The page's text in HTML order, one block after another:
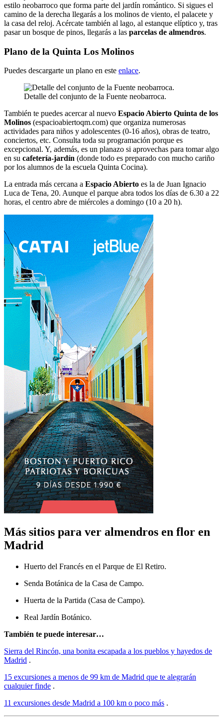
estilo neobarroco que forma parte del jardín romántico. Si sigues el
camino de la derecha llegarás a los molinos de viento, el palacete y
la casa del reloj. Acércate también al lago, al estanque elíptico y, tras
pasar un bosque de pinos, llegarás a las parcelas de almendros.
Plano de la Quinta Los Molinos
Puedes descargarte un plano en este enlace.
Detalle del conjunto de la Fuente neobarroca.
También te puedes acercar al nuevo Espacio Abierto Quinta de los
Molinos (espacioabiertoqm.com) que organiza numerosas
actividades para niños y adolescentes (0-16 años), obras de teatro,
conciertos, etc. Consulta toda su programación porque es
excepcional. Y, además, es un planazo si aprovechas para tomar algo
en su cafetería-jardín (donde todo es preparado con mucho cariño
por los alumnos de la escuela Quinta Cocina).
La entrada más cercana a Espacio Abierto es la de Juan Ignacio
Luca de Tena, 20. Aunque el parque abra todos los días de 6.30 a 22
horas, el centro abre de miércoles a domingo (10 a 20 h).
Más sitios para ver almendros en flor en
Madrid
Huerto del Francés en el Parque de El Retiro.
Senda Botánica de la Casa de Campo.
Huerta de la Partida (Casa de Campo).
Real Jardín Botánico.
También te puede interesar…
Sierra del Rincón, una bonita escapada a los pueblos y hayedos de
Madrid .
15 excursiones a menos de 99 km de Madrid que te alegrarán
cualquier finde .
11 excursiones desde Madrid a 100 km o poco más .